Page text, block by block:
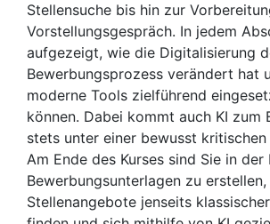
Stellensuche bis hin zur
Vorstellungsgespräch. In jedem
aufgezeigt, wie die Digitalisierung
Bewerbungsprozess verändert hat
moderne Tools zielführend
können. Dabei kommt auch KI zum
stets unter einer bewusst
Am Ende des Kurses sind Sie in der
Bewerbungsunterlagen zu erstellen,
Stellenangebote jenseits